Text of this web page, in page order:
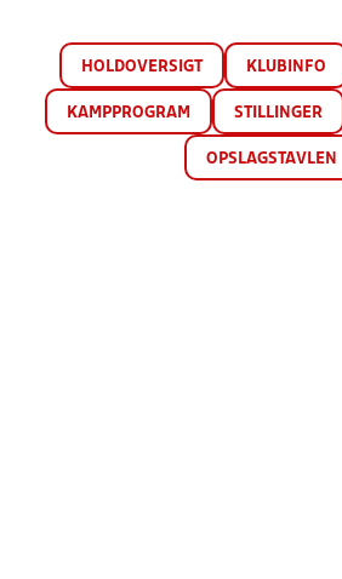
HOLDOVERSIGT KLUBINFO
KAMPPROGRAM STILLINGER
OPSLAGSTAVLEN